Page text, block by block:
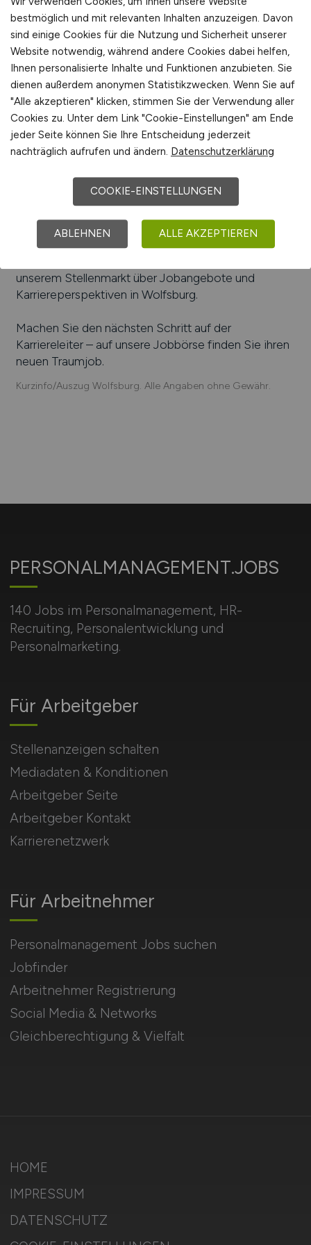
Hochschule für angewandte Wissenschaften
Beliebte Jobs in
Wolfsburg/Branchen:Automotive,
Informationstechnologie, Gesundheit, Energie,
Dienstleistungen, Ingenieurwesen, Logistik
Beliebte Arbeitgeber inWolfsburg, die attraktive
Jobangebote bieten:Klinikum Wolfsburg, Volksbank
eG Braunschweig Wolfsburg, SITECH Sitztechnik
Wolfsburg, Volkswagen AG, Stadtwerke Wolfsburg
GmbH & Co. KG, Klier Holding GmbH, Schnellecke
Group AG & Co. KG, H & D International Group
Einfach online aktuelle Stellenangebote in
Wolfsburg
unserem Stellenmarkt über Jobangebote und
Karriereperspektiven in Wolfsburg.
Machen Sie den nächsten Schritt auf der
Karriereleiter – auf unsere Jobbörse finden Sie ihren
neuen Traumjob.
Kurzinfo/Auszug Wolfsburg. Alle Angaben ohne Gewähr.
PERSONALMANAGEMENT.JOBS
140 Jobs im Personalmanagement, HR-
Recruiting, Personalentwicklung und
Personalmarketing.
Für Arbeitnehmer
Personalmanagement Jobs suchen
Jobfinder
Arbeitnehmer Registrierung
Social Media & Networks
Gleichberechtigung & Vielfalt
Für Arbeitgeber
Stellenanzeigen schalten
Mediadaten & Konditionen
Arbeitgeber Seite
Arbeitgeber Kontakt
Karrierenetzwerk
HOME
IMPRESSUM
DATENSCHUTZ
bestmöglich und mit relevanten Inhalten anzuzeigen. Davon
sind einige Cookies für die Nutzung und Sicherheit unserer
Website notwendig, während andere Cookies dabei helfen,
Ihnen personalisierte Inhalte und Funktionen anzubieten. Sie
dienen außerdem anonymen Statistikzwecken. Wenn Sie auf
"Alle akzeptieren" klicken, stimmen Sie der Verwendung aller
Cookies zu. Unter dem Link "Cookie-Einstellungen" am Ende
jeder Seite können Sie Ihre Entscheidung jederzeit
nachträglich aufrufen und ändern. Datenschutzerklärung
COOKIE-EINSTELLUNGEN
ABLEHNEN ALLE AKZEPTIEREN